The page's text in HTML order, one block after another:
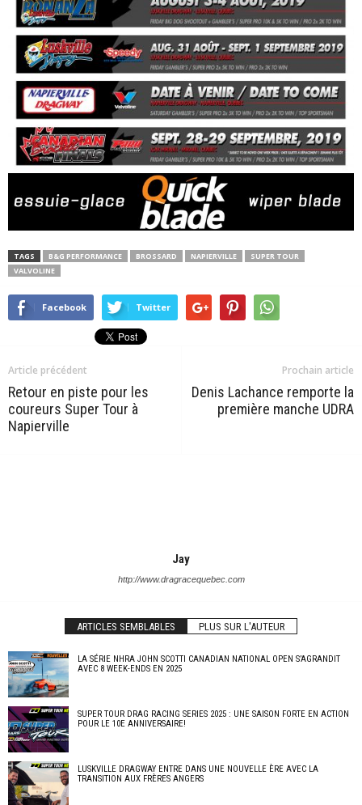
TAGS B&G PERFORMANCE BROSSARD NAPIERVILLE
SUPER TOUR
VALVOLINE
Facebook Twitter
Article précédent
Retour en piste pour les
coureurs Super Tour à
Napierville
Prochain article
Denis Lachance remporte la
première manche UDRA
Jay
http://www.dragracequebec.com
ARTICLES SEMBLABLES PLUS SUR L'AUTEUR
LA SÉRIE NHRA JOHN SCOTTI CANADIAN NATIONAL OPEN S’AGRANDIT
AVEC 8 WEEK-ENDS EN 2025
SUPER TOUR DRAG RACING SERIES 2025 : UNE SAISON FORTE EN ACTION
POUR LE 10E ANNIVERSAIRE!
LUSKVILLE DRAGWAY ENTRE DANS UNE NOUVELLE ÈRE AVEC LA
TRANSITION AUX FRÈRES ANGERS